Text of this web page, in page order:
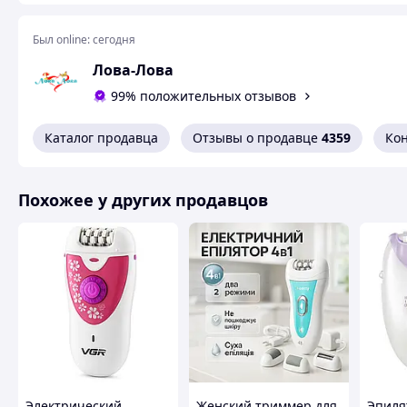
Насадка для пилинга
Насадка для зоны бикини
Насадка для ограничения зоны
Да
Дорогой клиент! Рады видеть тебя в нашем интернет-
Каждый товар из нашего ассортимента перед
дефектов и качественно упаковывается. Поэтому,
товар придет целым и проверенным.
Многофункциональный женский эпиляторVGR V-751 5 в 1
Был online:сегодня
Лова-Лова
99% положительных отзывов
Каталог продавца Отзывы о продавце 4359
Похожее у других продавцов